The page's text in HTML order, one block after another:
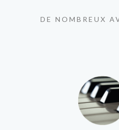
DE NOMBREUX